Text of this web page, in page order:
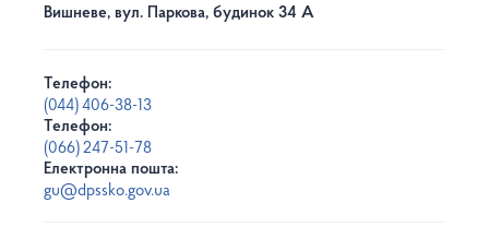
Вишневе, вул. Паркова, будинок 34 А
Телефон:
(044) 406-38-13
Телефон:
(066) 247-51-78
Електронна пошта:
gu@dpssko.gov.ua